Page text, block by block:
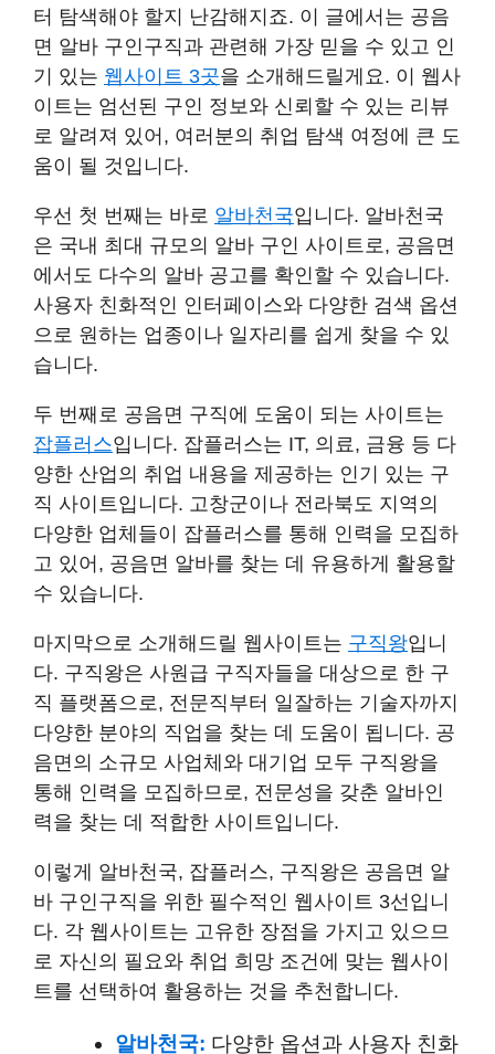
터 탐색해야 할지 난감해지죠. 이 글에서는 공음
면 알바 구인구직과 관련해 가장 믿을 수 있고 인
기 있는 웹사이트 3곳을 소개해드릴게요. 이 웹사
이트는 엄선된 구인 정보와 신뢰할 수 있는 리뷰
로 알려져 있어, 여러분의 취업 탐색 여정에 큰 도
움이 될 것입니다.
우선 첫 번째는 바로 알바천국입니다. 알바천국
은 국내 최대 규모의 알바 구인 사이트로, 공음면
에서도 다수의 알바 공고를 확인할 수 있습니다.
사용자 친화적인 인터페이스와 다양한 검색 옵션
으로 원하는 업종이나 일자리를 쉽게 찾을 수 있
습니다.
두 번째로 공음면 구직에 도움이 되는 사이트는
잡플러스입니다. 잡플러스는 IT, 의료, 금융 등 다
양한 산업의 취업 내용을 제공하는 인기 있는 구
직 사이트입니다. 고창군이나 전라북도 지역의
다양한 업체들이 잡플러스를 통해 인력을 모집하
고 있어, 공음면 알바를 찾는 데 유용하게 활용할
수 있습니다.
마지막으로 소개해드릴 웹사이트는 구직왕입니
다. 구직왕은 사원급 구직자들을 대상으로 한 구
직 플랫폼으로, 전문직부터 일잘하는 기술자까지
다양한 분야의 직업을 찾는 데 도움이 됩니다. 공
음면의 소규모 사업체와 대기업 모두 구직왕을
통해 인력을 모집하므로, 전문성을 갖춘 알바인
력을 찾는 데 적합한 사이트입니다.
이렇게 알바천국, 잡플러스, 구직왕은 공음면 알
바 구인구직을 위한 필수적인 웹사이트 3선입니
다. 각 웹사이트는 고유한 장점을 가지고 있으므
로 자신의 필요와 취업 희망 조건에 맞는 웹사이
트를 선택하여 활용하는 것을 추천합니다.
알바천국: 다양한 옵션과 사용자 친화